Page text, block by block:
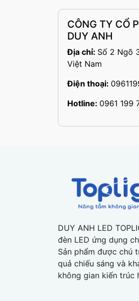
CÔNG TY CỔ
DUY ANH
Địa chỉ: Số 2 Ngõ
Việt Nam
Điện thoại:
Hotline: 0961 199
DUY ANH LED
đèn LED ứng dụng
Sản phẩm được chú
quả chiếu sáng và
không gian kiến trúc